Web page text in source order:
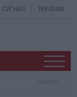
СИГНАЛ РЕКЛАМА